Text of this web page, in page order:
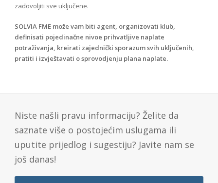
zadovoljiti sve uključene.
SOLVIA FME može vam biti agent, organizovati klub,
definisati pojedinačne nivoe prihvatljive naplate
potraživanja, kreirati zajednički sporazum svih uključenih,
pratiti i izvještavati o sprovodjenju plana naplate.
Niste našli pravu informaciju? Želite da
saznate više o postojećim uslugama ili
uputite prijedlog i sugestiju? Javite nam se
još danas!